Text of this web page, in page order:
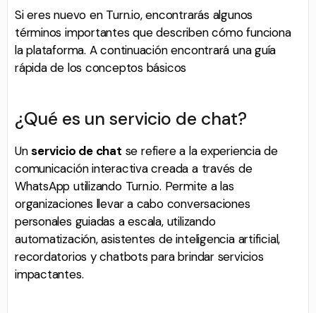
Si eres nuevo en Turn.io, encontrarás algunos
términos importantes que describen cómo funciona
la plataforma. A continuación encontrará una guía
rápida de los conceptos básicos
¿Qué es un servicio de chat?
Unservicio de chat se refiere a la experiencia de
comunicación interactiva creada a través de
WhatsApp utilizando Turn.io. Permite a las
organizaciones llevar a cabo conversaciones
personales guiadas a escala, utilizando
automatización, asistentes de inteligencia artificial,
recordatorios y chatbots para brindar servicios
impactantes.